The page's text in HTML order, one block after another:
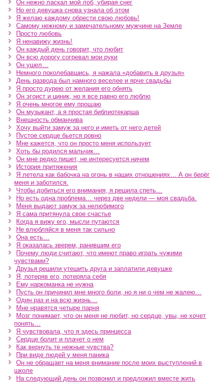
Он нежно ласкал мой лоб, убирая снег
Но его девушка снова узнала об этом
Я желаю каждому обрести свою любовь!
Самому нежному и замечательному мужчине на Земле
Просто любовь
Я ненавижу жизнь!
Он каждый день говорит, что любит
Он всю дорогу согревал мои руки
Он ушел…
Немного поколебавшись, я нажала «добавить в друзья»
День развода был намного веселее и ярче свадьбы
Я просто дурею от желания его обнять
Он эгоист и циник, но я все равно его люблю
Я очень многое ему прощаю
Он музыкант, а я простая библиотекарша
Внешность обманчива
Хочу выйти замуж за него и иметь от него детей
Пустое сердце бьется ровно
Мне кажется, что он просто меня использует
Хоть бы родился мальчик…
Он мне редко пишет, не интересуется ничем
История притяжения
Я летела как бабочка на огонь в наших отношениях… А он берёг
меня и заботился.
Чтобы добиться его внимания, я решила спеть…
Но есть одна проблема… через две недели — моя свадьба.
Меня выдают замуж за нелюбимого
Я сама притянула свое счастье
Когда я вижу его, мысли путаются
Не влюбляйся в меня так сильно
Она есть…
Я оказалась зверем, ранившим его
Почему люди считают, что имеют право играть чужими
чувствами?
Друзья решили утешить друга и заплатили девушке
Я, потеряв его, потеряла себя
Ему наркоманка не нужна
Пусть он причинил мне много боли, но я ни о чем не жалею…
Один раз и на всю жизнь…
Мне нравятся четыре парня
Мозг понимает, что он меня не любит, но сердце, увы, не хочет
понять…
Я чувствовала, что я здесь принцесса
Сердце болит и плачет о нем
Как вернуть те нежные чувства?
При виде людей у меня паника
Он не обращает на меня внимание после моих выступлений в
школе
На следующий день он позвонил и предложил вместе жить